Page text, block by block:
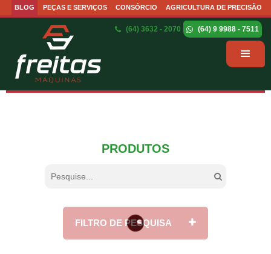
BLOG PEÇAS E SERVIÇOS CONSÓRCIO AGRICULTURA DE PRECISÃO
(64) 3632 - 2070 (64) 9 9988 - 7511
PRODUTOS
FILTRO DE PESQUISA